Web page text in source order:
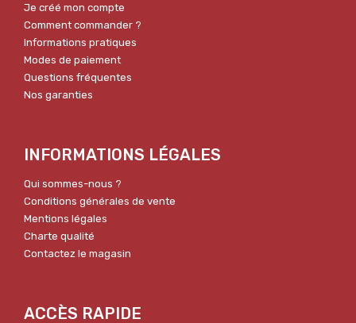
Je créé mon compte
Comment commander ?
Informations pratiques
Modes de paiement
Questions fréquentes
Nos garanties
INFORMATIONS LÉGALES
Qui sommes-nous ?
Conditions générales de vente
Mentions légales
Charte qualité
Contactez le magasin
ACCÈS RAPIDE